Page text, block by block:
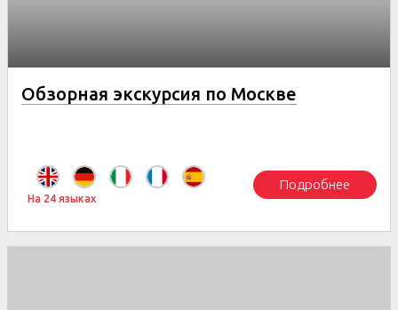
Обзорная экскурсия по Москве
На 24 языках
Подробнее